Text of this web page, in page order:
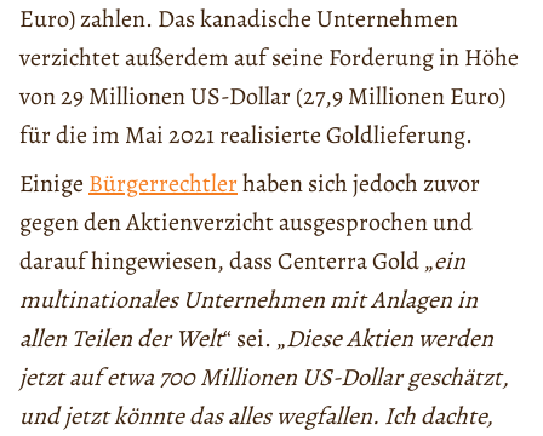
Euro) zahlen. Das kanadische Unternehmen
verzichtet außerdem auf seine Forderung in Höhe
von 29 Millionen US-Dollar (27,9 Millionen Euro)
für die im Mai 2021 realisierte Goldlieferung.
Einige Bürgerrechtlerhaben sich jedoch zuvor
gegen den Aktienverzicht ausgesprochen und
darauf hingewiesen, dass Centerra Gold „ein
multinationales Unternehmen mit Anlagen in
allen Teilen der Welt“ sei. „Diese Aktien werden
jetzt auf etwa 700 Millionen US-Dollar geschätzt,
und jetzt könnte das alles wegfallen. Ich dachte,